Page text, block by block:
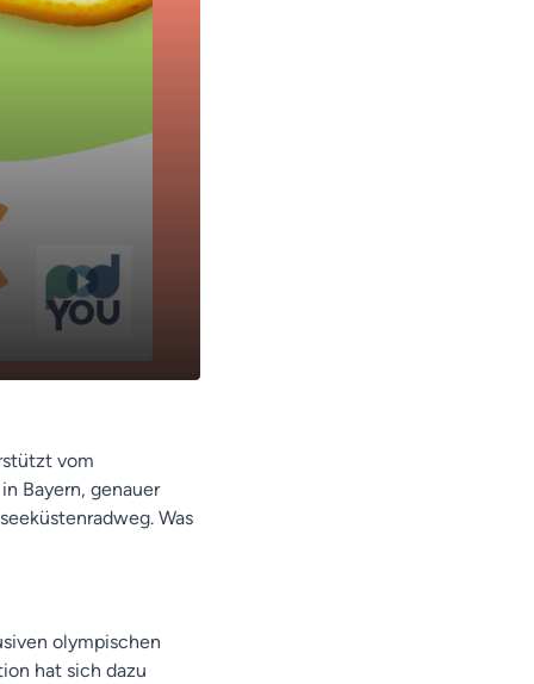
vom
Bayern, genauer
Was
olympischen
hat sich dazu